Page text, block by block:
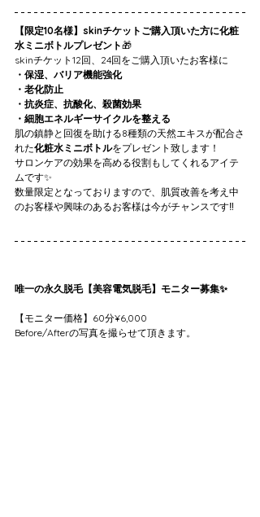
【限定10名様】skinチケットご購入頂いた方に化粧
水ミニボトルプレゼント🎁
skinチケット12回、24回をご購入頂いたお客様に
・保湿、バリア機能強化
・老化防止
・抗炎症、抗酸化、殺菌効果
・細胞エネルギーサイクルを整える
肌の鎮静と回復を助ける8種類の天然エキスが配合さ
れた化粧水ミニボトルをプレゼント致します！
サロンケアの効果を高める役割もしてくれるアイテ
ムです✨
数量限定となっておりますので、肌質改善を考え中
のお客様や興味のあるお客様は今がチャンスです‼️
唯一の永久脱毛【美容電気脱毛】モニター募集✨
【モニター価格】60分¥6,000
Before/Afterの写真を撮らせて頂きます。